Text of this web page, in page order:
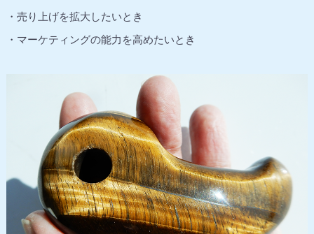
・売り上げを拡大したいとき
・マーケティングの能力を高めたいとき